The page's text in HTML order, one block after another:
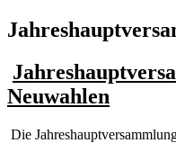
Neuwahlen
Die